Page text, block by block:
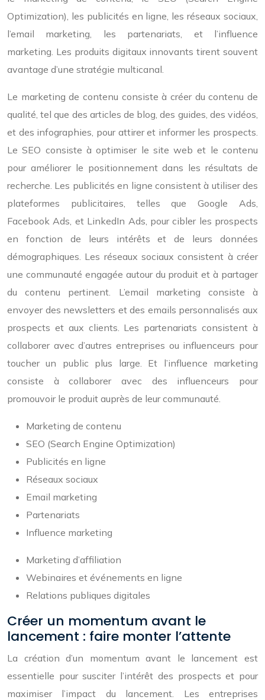
Optimization), les publicités en ligne, les réseaux sociaux,
l’email marketing, les partenariats, et l’influence
marketing. Les produits digitaux innovants tirent souvent
avantage d’une stratégie multicanal.
Le marketing de contenu consiste à créer du contenu de
qualité, tel que des articles de blog, des guides, des vidéos,
et des infographies, pour attirer et informer les prospects.
Le SEO consiste à optimiser le site web et le contenu
pour améliorer le positionnement dans les résultats de
recherche. Les publicités en ligne consistent à utiliser des
plateformes publicitaires, telles que Google Ads,
Facebook Ads, et LinkedIn Ads, pour cibler les prospects
en fonction de leurs intérêts et de leurs données
démographiques. Les réseaux sociaux consistent à créer
une communauté engagée autour du produit et à partager
du contenu pertinent. L’email marketing consiste à
envoyer des newsletters et des emails personnalisés aux
prospects et aux clients. Les partenariats consistent à
collaborer avec d’autres entreprises ou influenceurs pour
toucher un public plus large. Et l’influence marketing
consiste à collaborer avec des influenceurs pour
promouvoir le produit auprès de leur communauté.
Marketing de contenu
SEO (Search Engine Optimization)
Publicités en ligne
Réseaux sociaux
Email marketing
Partenariats
Influence marketing
Marketing d’affiliation
Webinaires et événements en ligne
Relations publiques digitales
Créer un momentum avant le
lancement : faire monter l’attente
La création d’un momentum avant le lancement est
essentielle pour susciter l’intérêt des prospects et pour
maximiser l’impact du lancement. Les entreprises